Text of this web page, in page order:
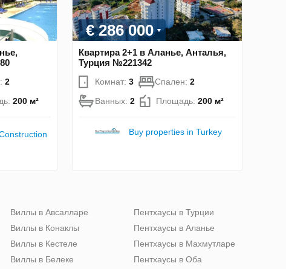
2
200 м²
€ 286 000
Квартира 2+1 в Аланье, Анталья,
Турция №221342
Комнат: 3 Спален: 2
Ванных: 2 Площадь: 200 м²
Buy properties in Turkey
Виллы в Авсалларе
Виллы в Конаклы
Виллы в Кестеле
Виллы в Белеке
Пентхаусы в Турции
Пентхаусы в Аланье
Пентхаусы в Махмутларе
Пентхаусы в Оба